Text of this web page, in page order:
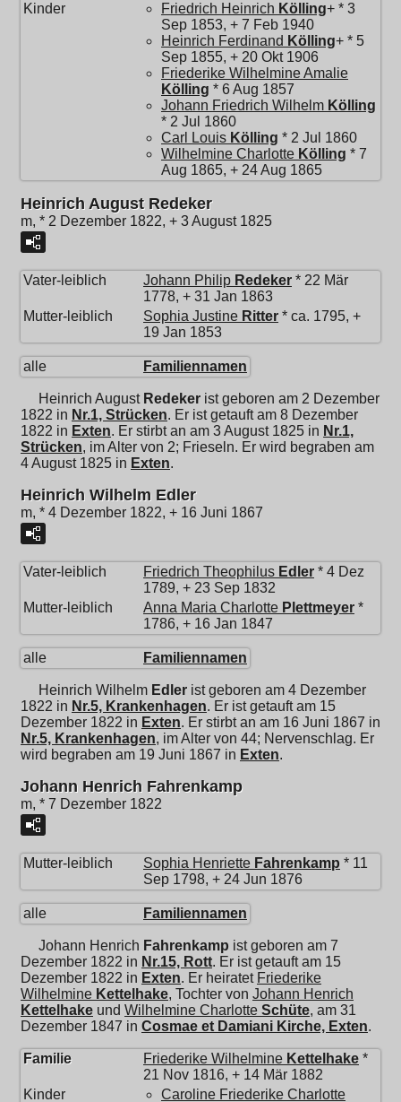
Kinder
Friedrich Heinrich Kölling+ * 3
Sep 1853, + 7 Feb 1940
Heinrich Ferdinand Kölling+ * 5
Sep 1855, + 20 Okt 1906
Friederike Wilhelmine Amalie
Kölling * 6 Aug 1857
Johann Friedrich Wilhelm Kölling
* 2 Jul 1860
Carl Louis Kölling * 2 Jul 1860
Wilhelmine Charlotte Kölling * 7
Aug 1865, + 24 Aug 1865
Heinrich August Redeker
m, * 2 Dezember 1822, + 3 August 1825
Vater-leiblich Johann Philip Redeker * 22 Mär
1778, + 31 Jan 1863
Mutter-leiblich
Sophia Justine Ritter * ca. 1795, +
19 Jan 1853
alle Familiennamen
Heinrich August Redeker ist geboren am 2 Dezember
1822 in Nr.1, Strücken. Er ist getauft am 8 Dezember
1822 in Exten. Er stirbt an am 3 August 1825 in Nr.1,
Strücken, im Alter von 2; Frieseln. Er wird begraben am
4 August 1825 in Exten.
Heinrich Wilhelm Edler
m, * 4 Dezember 1822, + 16 Juni 1867
Vater-leiblich Friedrich Theophilus Edler * 4 Dez
1789, + 23 Sep 1832
Mutter-leiblich
Anna Maria Charlotte Plettmeyer *
1786, + 16 Jan 1847
alle Familiennamen
Heinrich Wilhelm Edler ist geboren am 4 Dezember
1822 in Nr.5, Krankenhagen. Er ist getauft am 15
Dezember 1822 in Exten. Er stirbt an am 16 Juni 1867 in
Nr.5, Krankenhagen, im Alter von 44; Nervenschlag. Er
wird begraben am 19 Juni 1867 in Exten.
Johann Henrich Fahrenkamp
m, * 7 Dezember 1822
Mutter-leiblich Sophia Henriette Fahrenkamp * 11
Sep 1798, + 24 Jun 1876
alle Familiennamen
Johann Henrich Fahrenkamp ist geboren am 7
Dezember 1822 in Nr.15, Rott. Er ist getauft am 15
Dezember 1822 in Exten. Er heiratet Friederike
Wilhelmine Kettelhake, Tochter von Johann Henrich
Kettelhake und Wilhelmine Charlotte Schüte, am 31
Dezember 1847 in Cosmae et Damiani Kirche, Exten.
Familie Friederike Wilhelmine Kettelhake *
21 Nov 1816, + 14 Mär 1882
Kinder
Caroline Friederike Charlotte